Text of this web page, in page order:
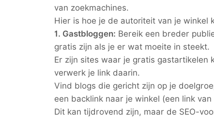
van zoekmachines.
Hier is hoe je de autoriteit van je
1. Gastbloggen: Bereik een breder
gratis zijn als je er wat moeite in steekt.
Er zijn sites waar je gratis gastartikelen
verwerk je link daarin.
Vind blogs die gericht zijn op je
een backlink naar je winkel (een link
Dit kan tijdrovend zijn, maar de SEO-